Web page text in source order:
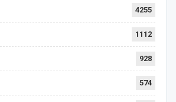
4255
1112
928
574